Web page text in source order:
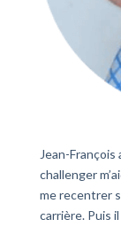
Jean-
challenger
me recentrer
carrière. Puis